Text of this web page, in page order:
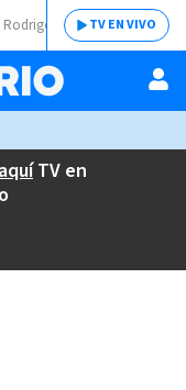
Rodrigo ChavesTV EN VIVO
TV en